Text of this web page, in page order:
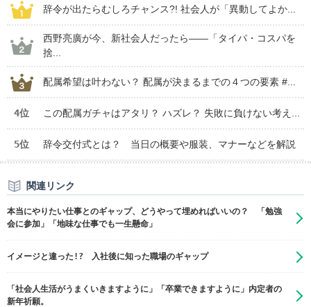
辞令が出たらむしろチャンス?! 社会人が「異動してよか...
西野亮廣が今、新社会人だったら――「タイパ・コスパを
捨...
配属希望は叶わない？ 配属が決まるまでの４つの要素 #...
4位 この配属ガチャはアタリ？ ハズレ？ 失敗に負けない考え...
5位 辞令交付式とは？ 当日の概要や服装、マナーなどを解説
関連リンク
本当にやりたい仕事とのギャップ、どうやって埋めればいいの？ 「勉強
会に参加」「地味な仕事でも一生懸命」
イメージと違った!? 入社後に知った職場のギャップ
「社会人生活がうまくいきますように」「卒業できますように」内定者の
新年祈願。